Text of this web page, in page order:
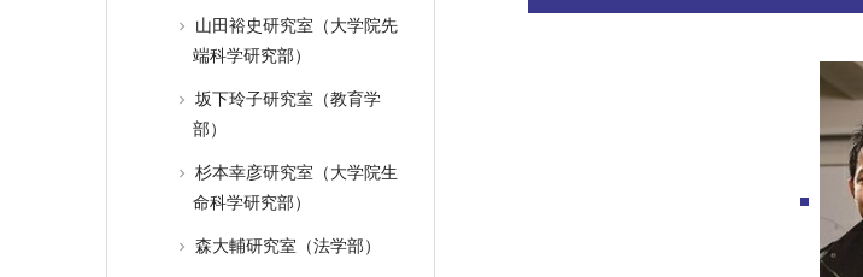
山田裕史研究室（大学院先
端科学研究部）
坂下玲子研究室（教育学
部）
杉本幸彦研究室（大学院生
命科学研究部）
森大輔研究室（法学部）